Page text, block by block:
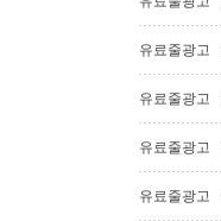
유료줄광고
유료줄광고
유료줄광고
유료줄광고